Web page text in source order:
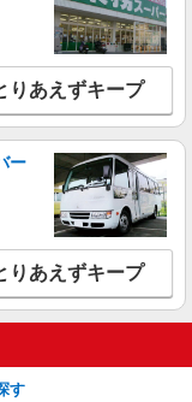
りあえずキープ
ー
りあえずキープ
す